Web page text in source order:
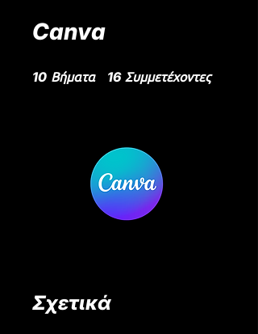
Canva
10 Βήματα 10 Βήματα
16 Συμμετέχοντες
Σχετικά